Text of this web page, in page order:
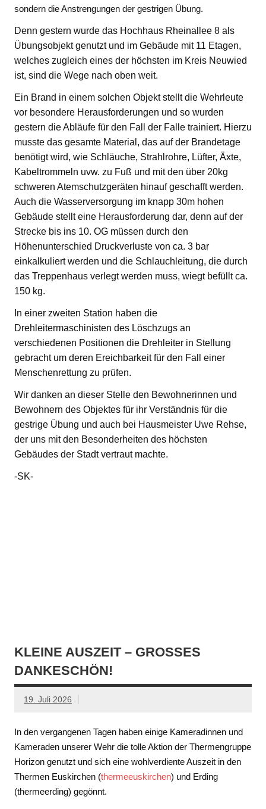
sondern die Anstrengungen der gestrigen Übung.
Denn gestern wurde das Hochhaus Rheinallee 8 als
Übungsobjekt genutzt und im Gebäude mit 11 Etagen,
welches zugleich eines der höchsten im Kreis Neuwied
ist, sind die Wege nach oben weit.
Ein Brand in einem solchen Objekt stellt die Wehrleute
vor besondere Herausforderungen und so wurden
gestern die Abläufe für den Fall der Falle trainiert. Hierzu
musste das gesamte Material, das auf der Brandetage
benötigt wird, wie Schläuche, Strahlrohre, Lüfter, Äxte,
Kabeltrommeln uvw. zu Fuß und mit den über 20kg
schweren Atemschutzgeräten hinauf geschafft werden.
Auch die Wasserversorgung im knapp 30m hohen
Gebäude stellt eine Herausforderung dar, denn auf der
Strecke bis ins 10. OG müssen durch den
Höhenunterschied Druckverluste von ca. 3 bar
einkalkuliert werden und die Schlauchleitung, die durch
das Treppenhaus verlegt werden muss, wiegt befüllt ca.
150 kg.
In einer zweiten Station haben die
Drehleitermaschinisten des Löschzugs an
verschiedenen Positionen die Drehleiter in Stellung
gebracht um deren Ereichbarkeit für den Fall einer
Menschenrettung zu prüfen.
Wir danken an dieser Stelle den Bewohnerinnen und
Bewohnern des Objektes für ihr Verständnis für die
gestrige Übung und auch bei Hausmeister Uwe Rehse,
der uns mit den Besonderheiten des höchsten
Gebäudes der Stadt vertraut machte.
-SK-
KLEINE AUSZEIT – GROSSES D
ANKESCHÖN!
19. Juli 2026
In den vergangenen Tagen haben einige Kameradinnen und
Kameraden unserer Wehr die tolle Aktion der Thermengruppe
Horizon genutzt und sich eine wohlverdiente Auszeit in den
Thermen Euskirchen (thermeeuskirchen) und Erding
(thermeerding) gegönnt.